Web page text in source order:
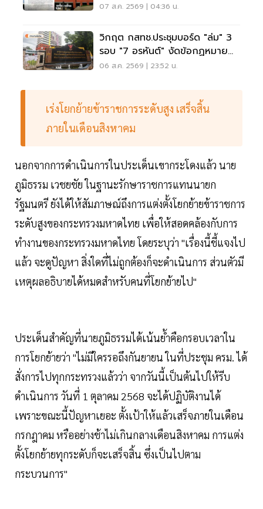
สรรหาโต้ข้อวินิจฉัย
07 ส.ค. 2569 | 04:36 น.
วิกฤต กสทช.ประชุมบอร์ด "ล่ม" 3
รอบ "7 อรหันต์" งัดข้อกฏหมาย
ไม่มีใครยอมใคร
06 ส.ค. 2569 | 23:52 น.
เร่งโยกย้ายข้าราชการระดับสูง เสร็จสิ้น
ภายในเดือนสิงหาคม
นอกจากการดำเนินการในประเด็นเขากระโดงแล้ว นาย
ภูมิธรรม เวชยชัย ในฐานะรักษาราชการแทนนายก
รัฐมนตรี ยังได้ให้สัมภาษณ์ถึงการแต่งตั้งโยกย้ายข้าราชการ
ระดับสูงของกระทรวงมหาดไทย เพื่อให้สอดคล้องกับการ
ทำงานของกระทรวงมหาดไทย โดยระบุว่า "เรื่องนี้ชี้แจงไป
แล้ว จะดูปัญหา สิ่งใดที่ไม่ถูกต้องก็จะดำเนินการ ส่วนตัวมี
เหตุผลอธิบายได้หมดสำหรับคนที่โยกย้ายไป"
ประเด็นสำคัญที่นายภูมิธรรมได้เน้นย้ำคือกรอบเวลาใน
การโยกย้ายว่า "ไม่มีใครรอถึงกันยายน ในที่ประชุม ครม. ได้
สั่งการไปทุกกระทรวงแล้วว่า จากวันนี้เป็นต้นไปให้รีบ
ดำเนินการ วันที่ 1 ตุลาคม 2568 จะได้ปฏิบัติงานได้
เพราะขณะนี้ปัญหาเยอะ ตั้งเป้าให้แล้วเสร็จภายในเดือน
กรกฎาคม หรืออย่างช้าไม่เกินกลางเดือนสิงหาคม การแต่ง
ตั้งโยกย้ายทุกระดับก็จะเสร็จสิ้น ซึ่งเป็นไปตาม
กระบวนการ"